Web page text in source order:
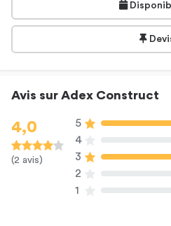
Avis sur Adex Construct
4,0
(2 avis)
5
4
3
2
1